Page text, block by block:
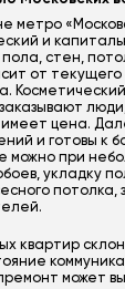
метро
и
стен,
от
цена.
и готовы к
можно при
укладку
потолка,
квартир
может